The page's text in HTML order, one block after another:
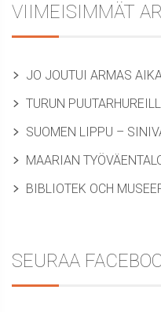
VIIMEISIMMÄT
JO JOUTUI ARMAS
TURUN
SUOMEN LIPPU –
MAARIAN
BIBLIOTEK OCH
SEURAA